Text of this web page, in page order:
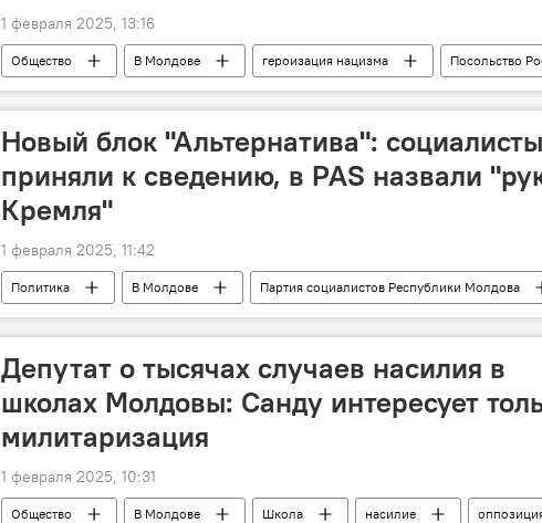
1 февраля 2025, 13:16
Общество В Молдове героизация нацизма Посольство
Новый блок "Альтернатива": социалисты
приняли к сведению, в PAS назвали
Кремля"
1 февраля 2025, 11:42
Политика В Молдове Партия социалистов Республики Молдова
Депутат о тысячах случаев насилия в
школах Молдовы: Санду интересует
милитаризация
1 февраля 2025, 10:31
Общество В Молдове Школа насилие